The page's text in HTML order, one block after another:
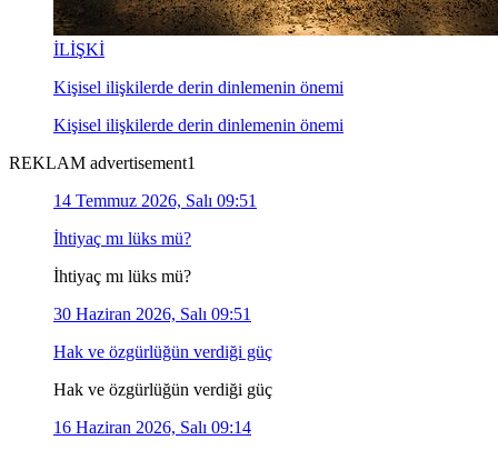
İLİŞKİ
Kişisel ilişkilerde derin dinlemenin önemi
Kişisel ilişkilerde derin dinlemenin önemi
REKLAM advertisement1
14 Temmuz 2026, Salı 09:51
İhtiyaç mı lüks mü?
İhtiyaç mı lüks mü?
30 Haziran 2026, Salı 09:51
Hak ve özgürlüğün verdiği güç
Hak ve özgürlüğün verdiği güç
16 Haziran 2026, Salı 09:14